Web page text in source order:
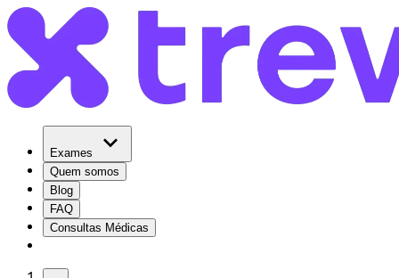
Exames
Quem somos
Blog
FAQ
Consultas Médicas